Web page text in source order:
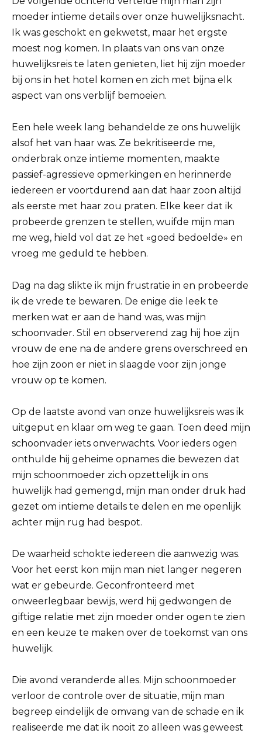
moeder intieme details over onze huwelijksnacht.
Ik was geschokt en gekwetst, maar het ergste
moest nog komen. In plaats van ons van onze
huwelijksreis te laten genieten, liet hij zijn moeder
bij ons in het hotel komen en zich met bijna elk
aspect van ons verblijf bemoeien.
Een hele week lang behandelde ze ons huwelijk
alsof het van haar was. Ze bekritiseerde me,
onderbrak onze intieme momenten, maakte
passief-agressieve opmerkingen en herinnerde
iedereen er voortdurend aan dat haar zoon altijd
als eerste met haar zou praten. Elke keer dat ik
probeerde grenzen te stellen, wuifde mijn man
me weg, hield vol dat ze het «goed bedoelde» en
vroeg me geduld te hebben.
Dag na dag slikte ik mijn frustratie in en probeerde
ik de vrede te bewaren. De enige die leek te
merken wat er aan de hand was, was mijn
schoonvader. Stil en observerend zag hij hoe zijn
vrouw de ene na de andere grens overschreed en
hoe zijn zoon er niet in slaagde voor zijn jonge
vrouw op te komen.
Op de laatste avond van onze huwelijksreis was ik
uitgeput en klaar om weg te gaan. Toen deed mijn
schoonvader iets onverwachts. Voor ieders ogen
onthulde hij geheime opnames die bewezen dat
mijn schoonmoeder zich opzettelijk in ons
huwelijk had gemengd, mijn man onder druk had
gezet om intieme details te delen en me openlijk
achter mijn rug had bespot.
De waarheid schokte iedereen die aanwezig was.
Voor het eerst kon mijn man niet langer negeren
wat er gebeurde. Geconfronteerd met
onweerlegbaar bewijs, werd hij gedwongen de
giftige relatie met zijn moeder onder ogen te zien
en een keuze te maken over de toekomst van ons
huwelijk.
Die avond veranderde alles. Mijn schoonmoeder
verloor de controle over de situatie, mijn man
begreep eindelijk de omvang van de schade en ik
realiseerde me dat ik nooit zo alleen was geweest